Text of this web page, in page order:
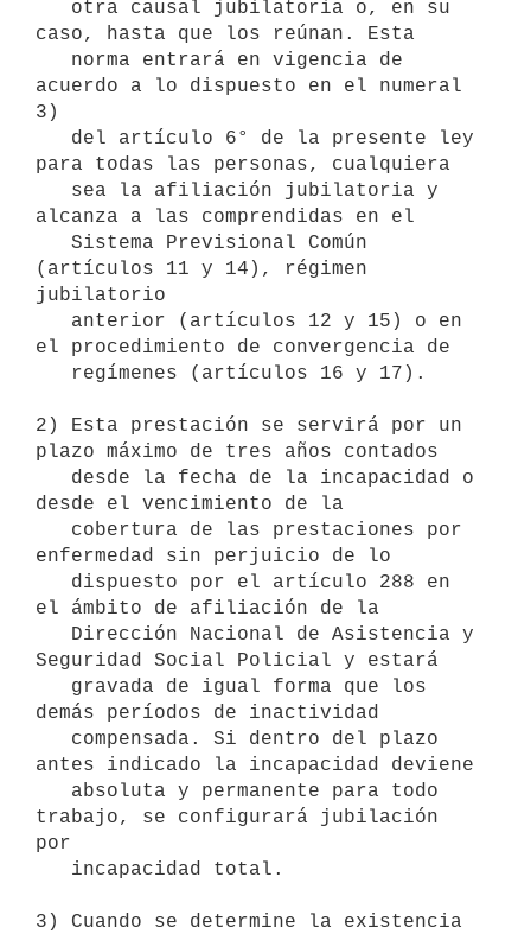
caso, hasta que los reúnan. Esta
acuerdo a lo dispuesto en el numeral
3)
para todas las personas, cualquiera
alcanza a las comprendidas en el
(artículos 11 y 14), régimen
jubilatorio
el procedimiento de convergencia de
2) Esta prestación se servirá por un
plazo máximo de tres años contados
desde el vencimiento de la
enfermedad sin perjuicio de lo
el ámbito de afiliación de la
Seguridad Social Policial y estará
demás períodos de inactividad
antes indicado la incapacidad deviene
trabajo, se configurará jubilación
por
3) Cuando se determine la existencia